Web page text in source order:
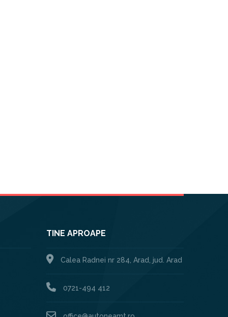
TINE APROAPE
Calea Radnei nr 284, Arad, jud. Arad
0721-494 412